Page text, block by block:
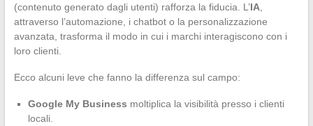
(contenuto generato dagli utenti) rafforza la fiducia. L’IA,
attraverso l’automazione, i chatbot o la personalizzazione
avanzata, trasforma il modo in cui i marchi interagiscono con i
loro clienti.
Ecco alcuni leve che fanno la differenza sul campo:
Google My Business moltiplica la visibilità presso i clienti
locali.